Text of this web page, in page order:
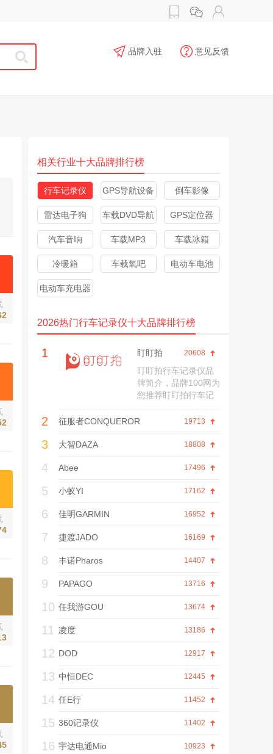
品牌入驻 意见反馈
相关行业十大品牌排行榜
行车记录仪 GPS导航设备 倒车影像
雷达电子狗 车载DVD导航 GPS定位器
汽车音响 车载MP3 车载冰箱
冷暖箱 车载氧吧 电动车电池
电动车充电器
2026热门行车记录仪十大品牌排行榜
1 20608
盯盯拍
盯盯拍行车记录仪品
牌简介，品牌100网为
您推荐盯盯拍行车记
店、网上商城、产品
2 19713
征服者CONQUEROR
3 18808
大智DAZA
4 17496
Abee
5 17162
小蚁YI
6 16952
佳明GARMIN
7 16169
捷渡JADO
8 14407
丰诺Pharos
9 13716
PAPAGO
10 13674
任我游GOU
11 13186
凌度
12 12917
DOD
13 12445
中恒DEC
14 11452
任E行
15 11402
360记录仪
16 10923
宇达电通Mio